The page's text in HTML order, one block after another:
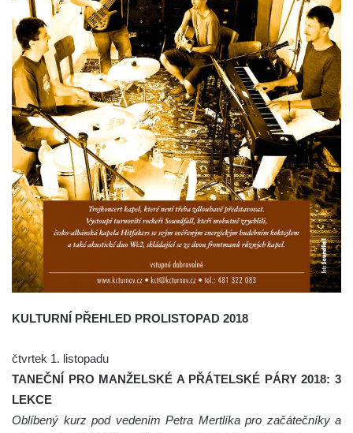
KULTURNÍ PŘEHLED PROLISTOPAD 2018
čtvrtek 1. listopadu
TANEČNÍ PRO MANŽELSKÉ A PŘÁTELSKÉ PÁRY 2018: 3
LEKCE
Oblíbený kurz pod vedením Petra Mertlíka pro začátečníky a